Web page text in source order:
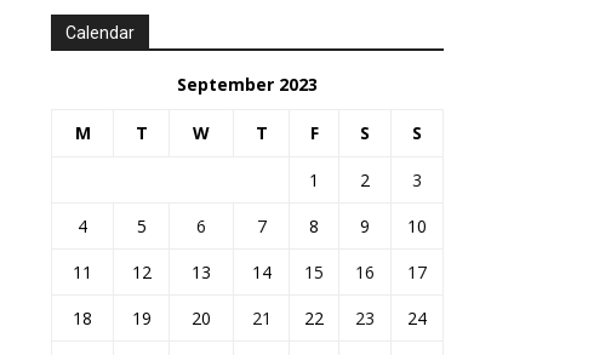
Calendar
September 2023
M T W T F S S
1 2
3
4
5 6 7 8 9
10
11
12 13 14 15 16
17
18
19 20 21 22 23
24